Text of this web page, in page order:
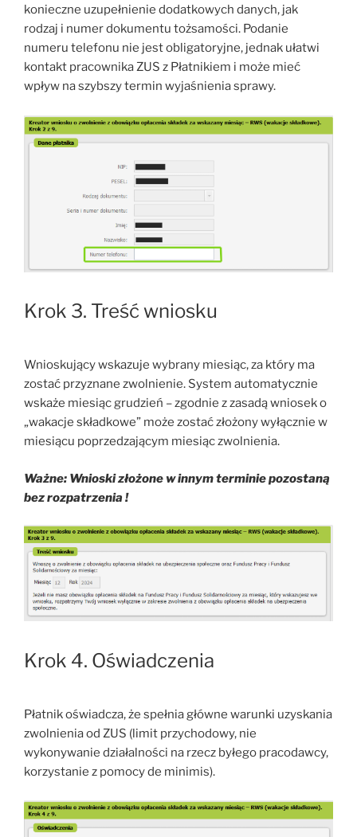
konieczne uzupełnienie dodatkowych danych, jak
rodzaj i numer dokumentu tożsamości. Podanie
numeru telefonu nie jest obligatoryjne, jednak ułatwi
kontakt pracownika ZUS z Płatnikiem i może mieć
wpływ na szybszy termin wyjaśnienia sprawy.
Krok 3. Treść wniosku
Wnioskujący wskazuje wybrany miesiąc, za który ma
zostać przyznane zwolnienie. System automatycznie
wskaże miesiąc grudzień – zgodnie z zasadą wniosek o
„wakacje składkowe” może zostać złożony wyłącznie w
miesiącu poprzedzającym miesiąc zwolnienia.
Ważne: Wnioski złożone w innym terminie pozostaną
bez rozpatrzenia !
Krok 4. Oświadczenia
Płatnik oświadcza, że spełnia główne warunki uzyskania
zwolnienia od ZUS (limit przychodowy, nie
wykonywanie działalności na rzecz byłego pracodawcy,
korzystanie z pomocy de minimis).